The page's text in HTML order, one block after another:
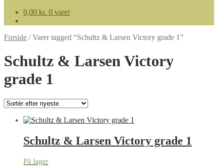
0,00 kr. 0 varer
Forside /Varer tagged “Schultz & Larsen Victory grade 1”
Schultz & Larsen Victory
grade 1
Schultz & Larsen Victory grade 1
På lager